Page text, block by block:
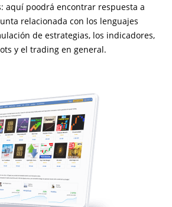
aquí poodrá encontrar respuesta a
relacionada con los lenguajes
de estrategias, los indicadores,
y el trading en general.